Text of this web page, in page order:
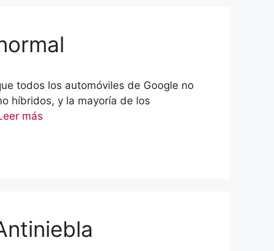
todos los automóviles de Google no
híbridos, y la mayoría de los
más